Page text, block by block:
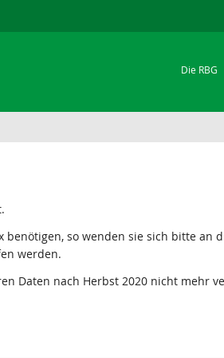
Die RBG
benötigen, so wenden sie sich bitte
werden.
Daten nach Herbst 2020 nicht mehr